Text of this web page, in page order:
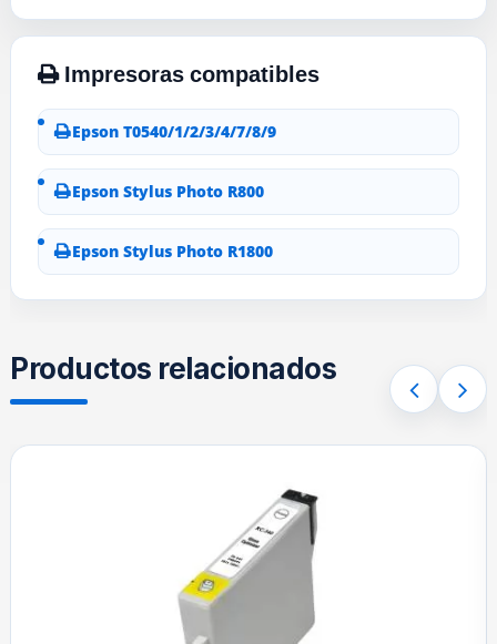
Epson T0540/1/2/3/4/7/8/9
Epson Stylus Photo R800
Epson Stylus Photo R1800
Productos relacionados